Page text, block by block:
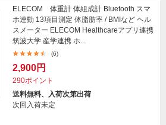
ELECOM 体重計 体組成計 Bluetooth スマ
ホ連動 13項目測定 体脂肪率 / BMIなど ヘル
スメーター ELECOM Healthcareアプリ連携
筑波大学 産学連携 ホ...
(6)
2,900円
290ポイント
送料無料、入荷次第出荷
次回入荷未定